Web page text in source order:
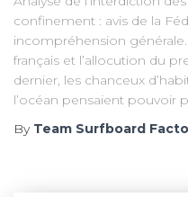
confinement : avis de la
incompréhension
français et l’allocution du
dernier, les chanceux
l’océan pensaient pouvoir
By Team Surfboard